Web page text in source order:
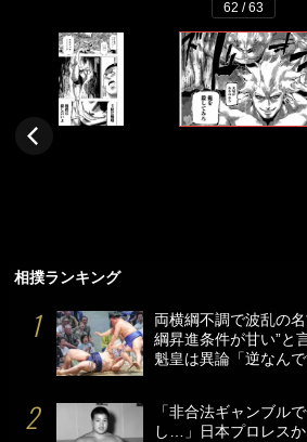
62 / 63
相撲ランキング
両横綱不調で波乱の
綱昇進条件が甘い”と
魁皇は異論「逆なんで
「非合法ギャンブル
し…」日本プロレス